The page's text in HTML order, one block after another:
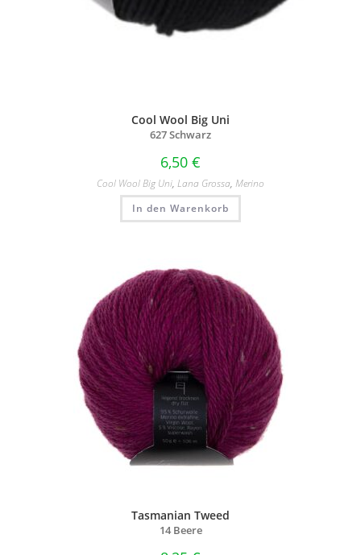
Cool Wool Big Uni
627 Schwarz
6,50 €
Cool Wool Big Uni, Lana Grossa, Merino
In den Warenkorb
Tasmanian Tweed
14 Beere